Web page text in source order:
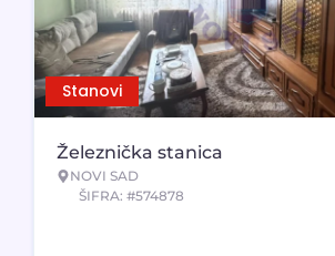
Stanovi
Železnička stanica
NOVI SAD
ŠIFRA: #574878